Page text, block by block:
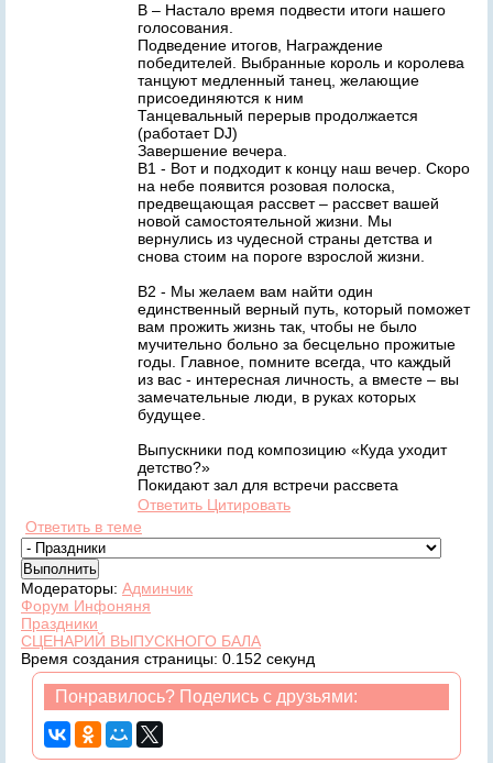
В – Настало время подвести итоги нашего
голосования.
Подведение итогов, Награждение
победителей. Выбранные король и королева
танцуют медленный танец, желающие
присоединяются к ним
Танцевальный перерыв продолжается
(работает DJ)
Завершение вечера.
В1 - Вот и подходит к концу наш вечер. Скоро
на небе появится розовая полоска,
предвещающая рассвет – рассвет вашей
новой самостоятельной жизни. Мы
вернулись из чудесной страны детства и
снова стоим на пороге взрослой жизни.
В2 - Мы желаем вам найти один
единственный верный путь, который поможет
вам прожить жизнь так, чтобы не было
мучительно больно за бесцельно прожитые
годы. Главное, помните всегда, что каждый
из вас - интересная личность, а вместе – вы
замечательные люди, в руках которых
будущее.
Выпускники под композицию «Куда уходит
детство?»
Покидают зал для встречи рассвета
Ответить Цитировать
Ответить в теме
Модераторы: Админчик
Форум Инфоняня
Праздники
СЦЕНАРИЙ ВЫПУСКНОГО БАЛА
Время создания страницы: 0.152 секунд
Понравилось? Поделись с друзьями: